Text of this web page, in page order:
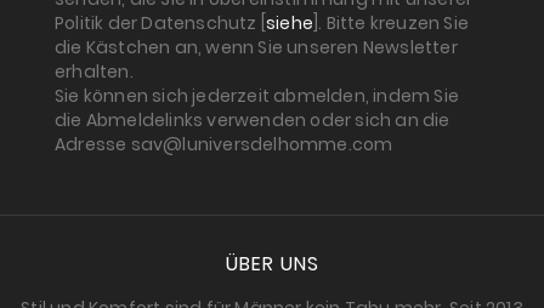
Politik der Datenschutz [ siehe ]. Bitte kreuzen Sie
die Kästchen an, wenn Sie unseren Newsletter
erhalten.
Sie können sich jederzeit abmelden, indem Sie
die Abmeldelinks verwenden oder sich an die
Adresse sav@luniversdelhomme.com
ÜBER UNS